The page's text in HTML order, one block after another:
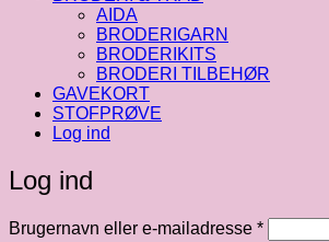
AIDA
BRODERIGARN
BRODERIKITS
BRODERI TILBEHØR
GAVEKORT
STOFPRØVE
Log ind
Log ind
Brugernavn eller e-mailadresse *Påkrævet